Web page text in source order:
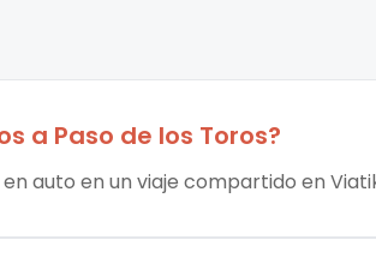
a Paso de los Toros?
auto en un viaje compartido en